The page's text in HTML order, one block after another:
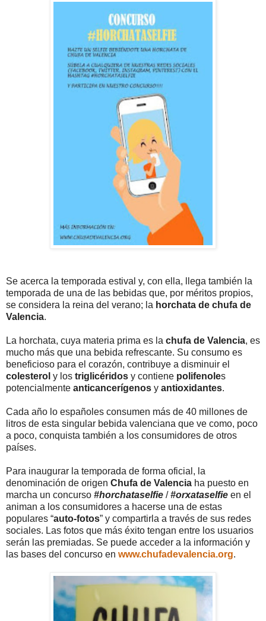
Se acerca la temporada estival y, con ella, llega también la
temporada de una de las bebidas que, por méritos propios,
se considera la reina del verano; la horchata de chufa de
Valencia.
La horchata, cuya materia prima es la chufa de Valencia, es
mucho más que una bebida refrescante. Su consumo es
beneficioso para el corazón, contribuye a disminuir el
colesterol y los triglicéridos y contiene polifenoles
potencialmente anticancerígenos y antioxidantes.
Cada año lo españoles consumen más de 40 millones de
litros de esta singular bebida valenciana que ve como, poco
a poco, conquista también a los consumidores de otros
países.
Para inaugurar la temporada de forma oficial, la
denominación de origen Chufa de Valencia ha puesto en
marcha un concurso #horchataselfie /#orxataselfie en el
animan a los consumidores a hacerse una de estas
populares “auto-fotos” y compartirla a través de sus redes
sociales. Las fotos que más éxito tengan entre los usuarios
serán las premiadas. Se puede acceder a la información y
las bases del concurso en www.chufadevalencia.org.